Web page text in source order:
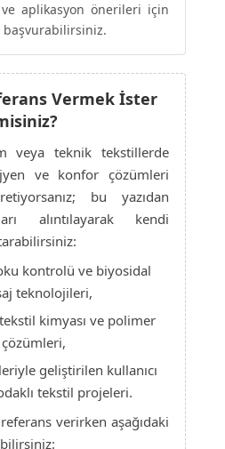
aplikasyon önerileri için
başvurabilirsiniz.
Vermek İster
veya teknik tekstillerde
ve konfor çözümleri
bu yazıdan
alıntılayarak kendi
kontrolü ve biyosidal
teknolojileri,
kimyası ve polimer
çözümleri,
geliştirilen kullanıcı
tekstil projeleri.
verirken aşağıdaki